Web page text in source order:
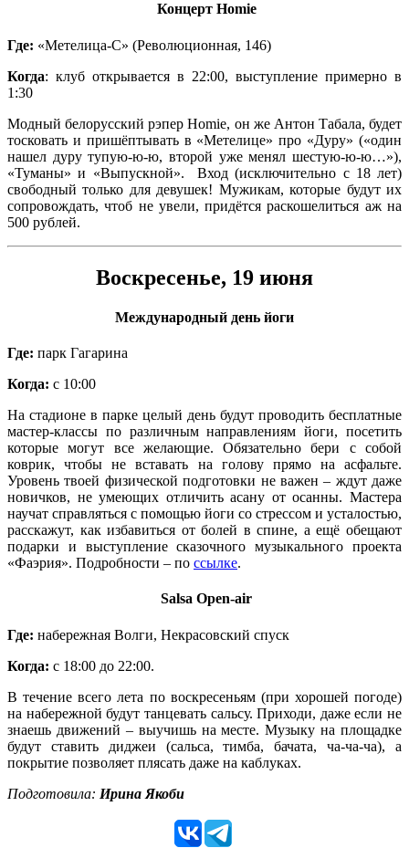
Концерт Homie
Где: «Метелица-С» (Революционная, 146)
Когда: клуб открывается в 22:00, выступление примерно в
1:30
Модный белорусский рэпер Homie, он же Антон Табала, будет
тосковать и пришёптывать в «Метелице» про «Дуру» («один
нашел дуру тупую-ю-ю, второй уже менял шестую-ю-ю…»),
«Туманы» и «Выпускной». Вход (исключительно с 18 лет)
свободный только для девушек! Мужикам, которые будут их
сопровождать, чтоб не увели, придётся раскошелиться аж на
500 рублей.
Воскресенье, 19 июня
Международный день йоги
Где: парк Гагарина
Когда: с 10:00
На стадионе в парке целый день будут проводить бесплатные
мастер-классы по различным направлениям йоги, посетить
которые могут все желающие. Обязательно бери с собой
коврик, чтобы не вставать на голову прямо на асфальте.
Уровень твоей физической подготовки не важен – ждут даже
новичков, не умеющих отличить асану от осанны. Мастера
научат справляться с помощью йоги со стрессом и усталостью,
расскажут, как избавиться от болей в спине, а ещё обещают
подарки и выступление сказочного музыкального проекта
«Фаэрия». Подробности – по ссылке.
Salsa Open-air
Где: набережная Волги, Некрасовский спуск
Когда: с 18:00 до 22:00.
В течение всего лета по воскресеньям (при хорошей погоде)
на набережной будут танцевать сальсу. Приходи, даже если не
знаешь движений – выучишь на месте. Музыку на площадке
будут ставить диджеи (сальса, тимба, бачата, ча-ча-ча), а
покрытие позволяет плясать даже на каблуках.
Подготовила: Ирина Якоби